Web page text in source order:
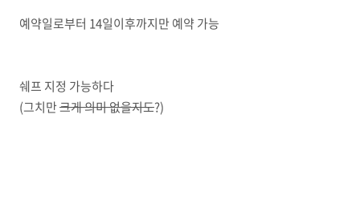
예약일로부터 14일이후까지만 예약 가능
쉐프 지정 가능하다
(그치만크게 의미 없을지도?)